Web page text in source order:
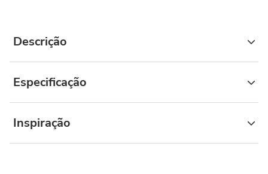
Descrição
Especificação
Inspiração